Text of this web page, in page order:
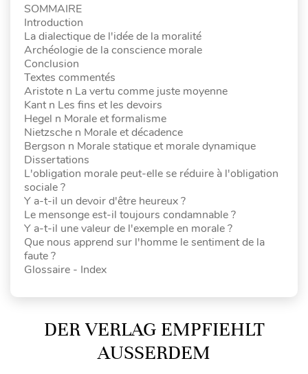
SOMMAIRE
Introduction
La dialectique de l'idée de la moralité
Archéologie de la conscience morale
Conclusion
Textes commentés
Aristote n La vertu comme juste moyenne
Kant n Les fins et les devoirs
Hegel n Morale et formalisme
Nietzsche n Morale et décadence
Bergson n Morale statique et morale dynamique
Dissertations
L'obligation morale peut-elle se réduire à l'obligation
sociale ?
Y a-t-il un devoir d'être heureux ?
Le mensonge est-il toujours condamnable ?
Y a-t-il une valeur de l'exemple en morale ?
Que nous apprend sur l'homme le sentiment de la
faute ?
Glossaire - Index
DER VERLAG EMPFIEHLT
AUSSERDEM